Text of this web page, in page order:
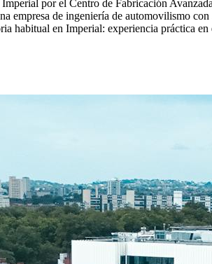
por el Centro de Fabricación
empresa de ingeniería de automovilismo
habitual en Imperial: experiencia práctica